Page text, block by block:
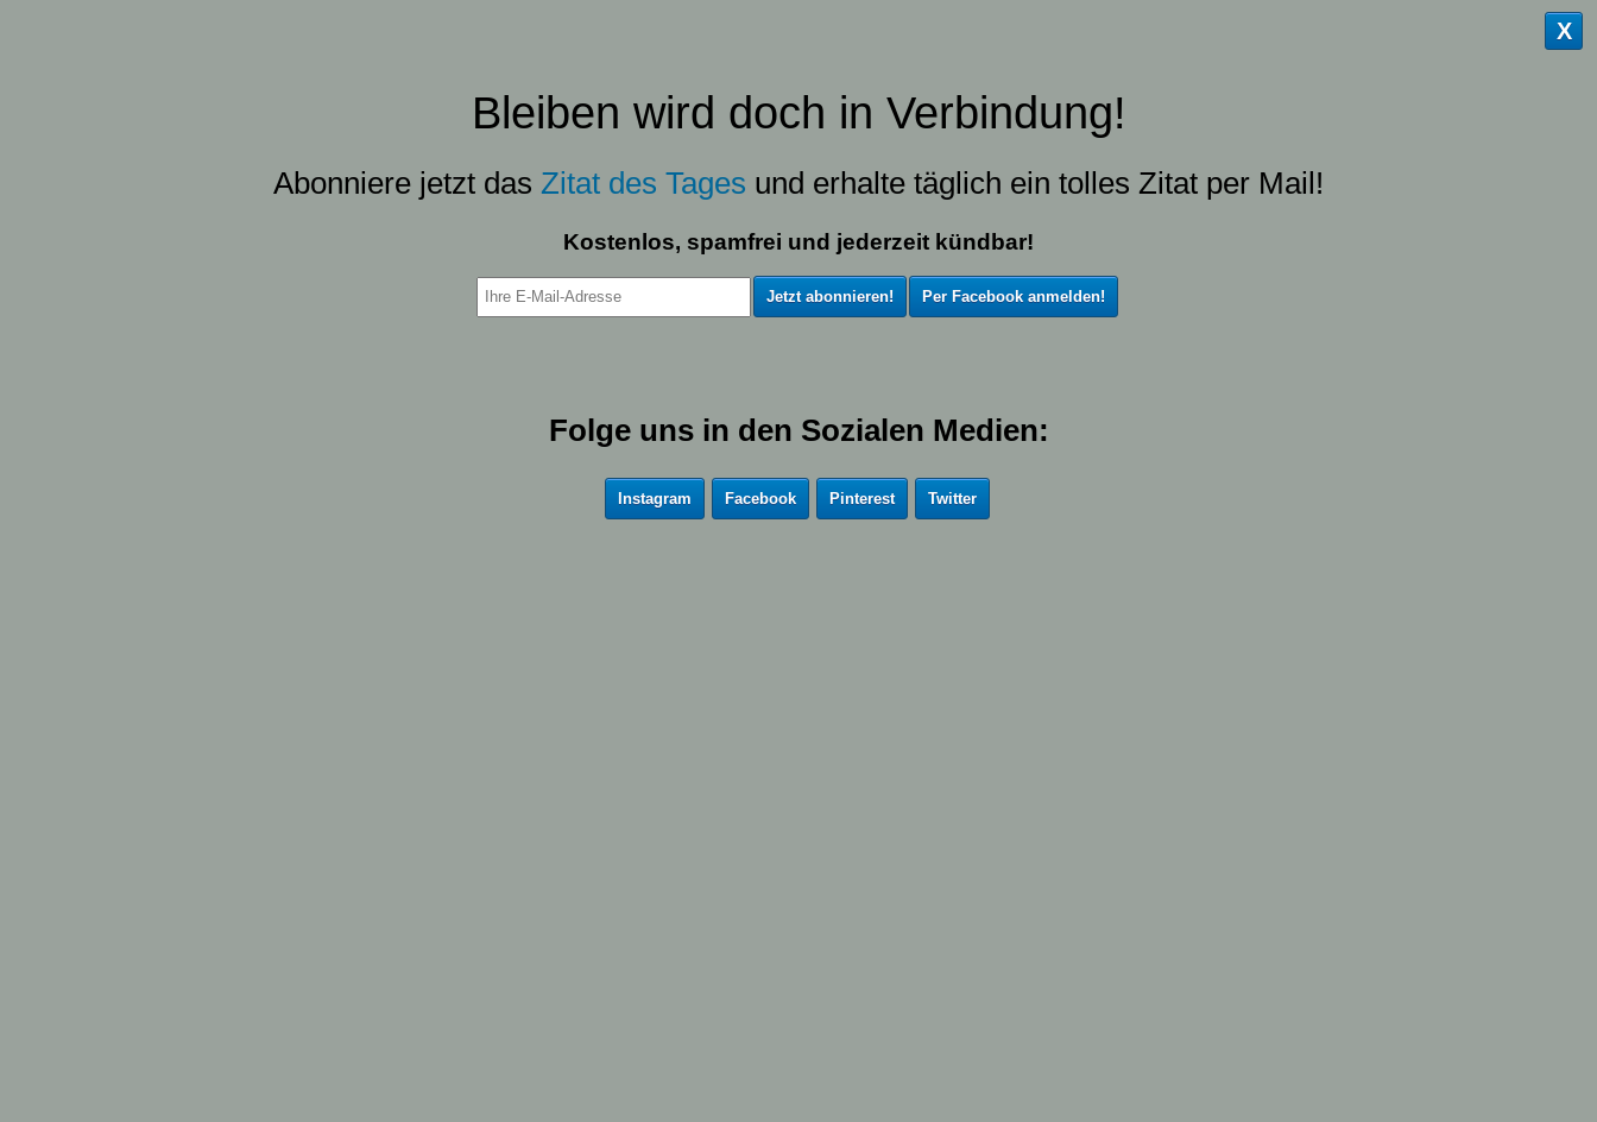
Bleiben wird doch in Verbindung!
Abonniere jetzt das Zitat des Tages und erhalte täglich ein tolles Zitat per Mail!
Kostenlos, spamfrei und jederzeit kündbar!
Per Facebook anmelden!
Folge uns in den Sozialen Medien:
Instagram Facebook Pinterest Twitter
X